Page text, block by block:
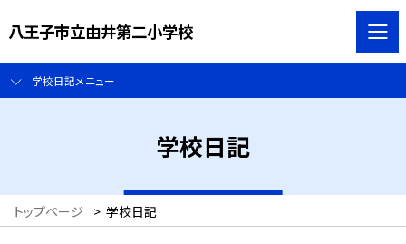
八王子市立由井第二小学校
学校日記メニュー
学校日記
トップページ > 学校日記